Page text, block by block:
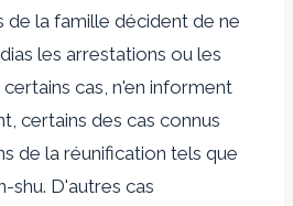
de la famille décident de ne
les arrestations ou les
cas, n'en informent
certains des cas connus
de la réunification tels que
shu. D'autres cas